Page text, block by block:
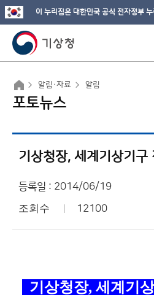
이 누리집은 대한민국 공식 전자정부
알림·자료 알림
포토뉴스
기상청장, 세계기상기구
등록일 : 2014/06/19
조회수 12100
기상청장, 세계기